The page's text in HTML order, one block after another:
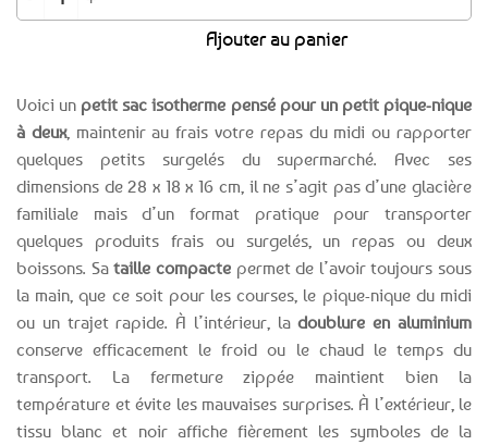
Voici un petit sac isotherme pensé pour un petit pique-nique
à deux, maintenir au frais votre repas du midi ou rapporter
quelques petits surgelés du supermarché. Avec ses
dimensions de 28 x 18 x 16 cm, il ne s’agit pas d’une glacière
familiale mais d’un format pratique pour transporter
quelques produits frais ou surgelés, un repas ou deux
boissons. Sataille compactepermet de l’avoir toujours sous
la main, que ce soit pour les courses, le pique-nique du midi
ou un trajet rapide. À l’intérieur, ladoublure en aluminium
conserve efficacement le froid ou le chaud le temps du
transport. La fermeture zippée maintient bien la
température et évite les mauvaises surprises. À l’extérieur, le
tissu blanc et noir affiche fièrement les symboles de la
était :
13,99€.
est :
Ajouter au panier